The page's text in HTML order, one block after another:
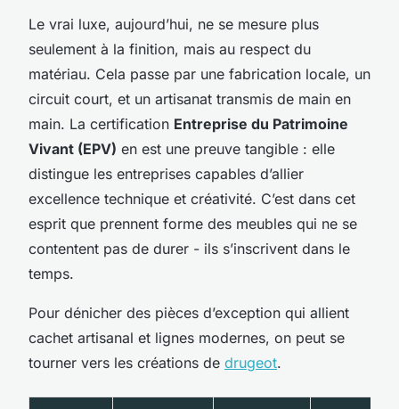
Le vrai luxe, aujourd’hui, ne se mesure plus
seulement à la finition, mais au respect du
matériau. Cela passe par une fabrication locale, un
circuit court, et un artisanat transmis de main en
main. La certification Entreprise du Patrimoine
Vivant (EPV) en est une preuve tangible : elle
distingue les entreprises capables d’allier
excellence technique et créativité. C’est dans cet
esprit que prennent forme des meubles qui ne se
contentent pas de durer - ils s’inscrivent dans le
temps.
Pour dénicher des pièces d’exception qui allient
cachet artisanal et lignes modernes, on peut se
tourner vers les créations de drugeot.